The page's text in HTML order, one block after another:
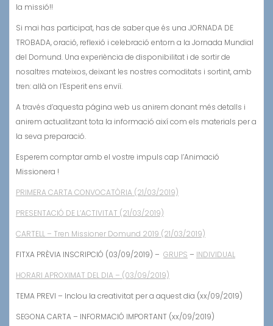
la missió!!
Si mai has participat, has de saber que és una JORNADA DE
TROBADA, oració, reflexió i celebració entorn a la Jornada Mundial
del Domund. Una experiència de disponibilitat i de sortir de
nosaltres mateixos, deixant les nostres comoditats i sortint, amb
tren: allà on l’Esperit ens enviï.
A través d’aquesta página web us anirem donant més detalls i
anirem actualitzant tota la informació així com els materials per a
la seva preparació.
Esperem comptar amb el vostre impuls cap l’Animació
Missionera !
PRIMERA CARTA CONVOCATÒRIA (21/03/2019)
PRESENTACIÓ DE L’ACTIVITAT (21/03/2019)
CARTELL – Tren Missioner Domund 2019 (21/03/2019)
FITXA PRÈVIA INSCRIPCIÓ (03/09/2019) – GRUPS – INDIVIDUAL
HORARI APROXIMAT DEL DIA – (03/09/2019)
TEMA PREVI – Inclou la creativitat per a aquest dia (xx/09/2019)
SEGONA CARTA – INFORMACIÓ IMPORTANT (xx/09/2019)